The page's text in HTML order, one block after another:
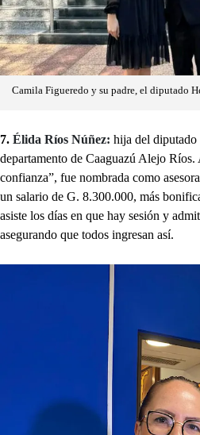
Camila Figueredo y su padre, el diputado
7. Élida Ríos Núñez: hija del diputado
departamento de Caaguazú Alejo Ríos.
confianza”, fue nombrada como
un salario de G. 8.300.000, más
asiste los días en que hay sesión y
asegurando que todos ingresan así.